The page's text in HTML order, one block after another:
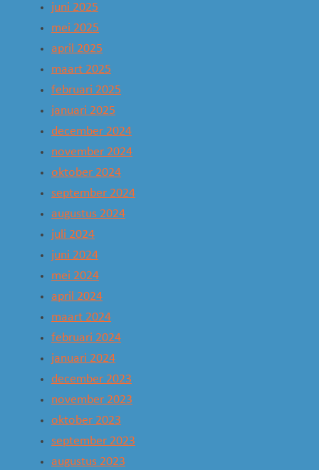
juni 2025
mei 2025
april 2025
maart 2025
februari 2025
januari 2025
december 2024
november 2024
oktober 2024
september 2024
augustus 2024
juli 2024
juni 2024
mei 2024
april 2024
maart 2024
februari 2024
januari 2024
december 2023
november 2023
oktober 2023
september 2023
augustus 2023